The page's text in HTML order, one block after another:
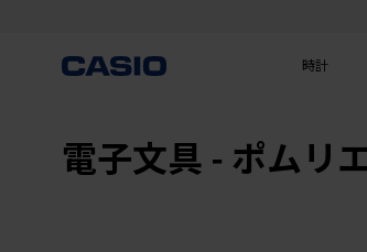
時計
電子文具 - ポムリ